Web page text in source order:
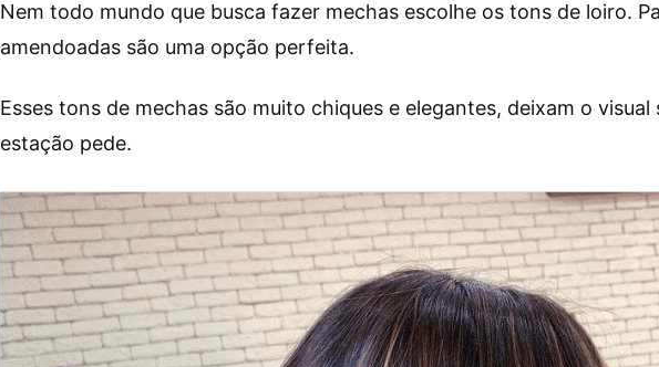
Nem todo mundo que busca fazer mechas escolhe os tons de loiro.
amendoadas são uma opção perfeita.
Esses tons de mechas são muito chiques e elegantes, deixam o
estação pede.